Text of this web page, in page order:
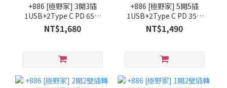
+886 [極野家] 3開3插
1USB+2Type C PD 65W
快充延長線1.8米 V2
NT$1,680
+886 [極野家] 5開5插
1USB+2Type C PD 35W
快充延長線1.8米 V2
NT$1,490